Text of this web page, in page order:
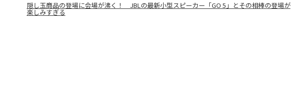
隠し玉商品の登場に会場が沸く！ JBLの最新小型スピーカー「GO 5」とその相棒の登場が
楽しみすぎる